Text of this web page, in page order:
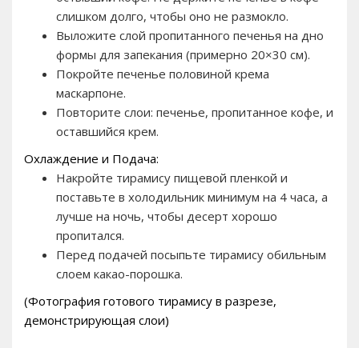
слишком долго, чтобы оно не размокло.
Выложите слой пропитанного печенья на дно
формы для запекания (примерно 20×30 см).
Покройте печенье половиной крема
маскарпоне.
Повторите слои: печенье, пропитанное кофе, и
оставшийся крем.
Охлаждение и Подача:
Накройте тирамису пищевой пленкой и
поставьте в холодильник минимум на 4 часа, а
лучше на ночь, чтобы десерт хорошо
пропитался.
Перед подачей посыпьте тирамису обильным
слоем какао-порошка.
(Фотография готового тирамису в разрезе,
демонстрирующая слои)